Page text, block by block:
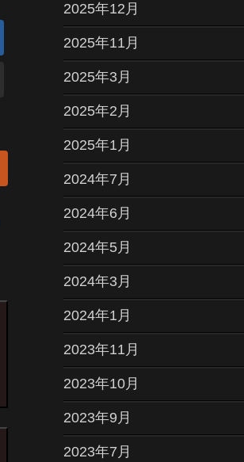
2025年12月
2025年11月
2025年3月
2025年2月
2025年1月
2024年7月
2024年6月
2024年5月
2024年3月
2024年1月
2023年11月
2023年10月
2023年9月
2023年7月